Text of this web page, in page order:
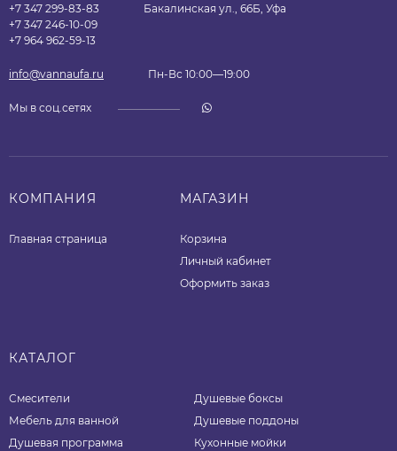
+7 347 299-83-83
+7 347 246-10-09
+7 964 962-59-13
Бакалинская ул., 66Б, Уфа
info@vannaufa.ru Пн-Вс 10:00—19:00
Мы в соц.сетях
КОМПАНИЯ
Главная страница
МАГАЗИН
Корзина
Личный кабинет
Оформить заказ
КАТАЛОГ
Смесители
Мебель для ванной
Душевая программа
Душевые боксы
Душевые поддоны
Кухонные мойки